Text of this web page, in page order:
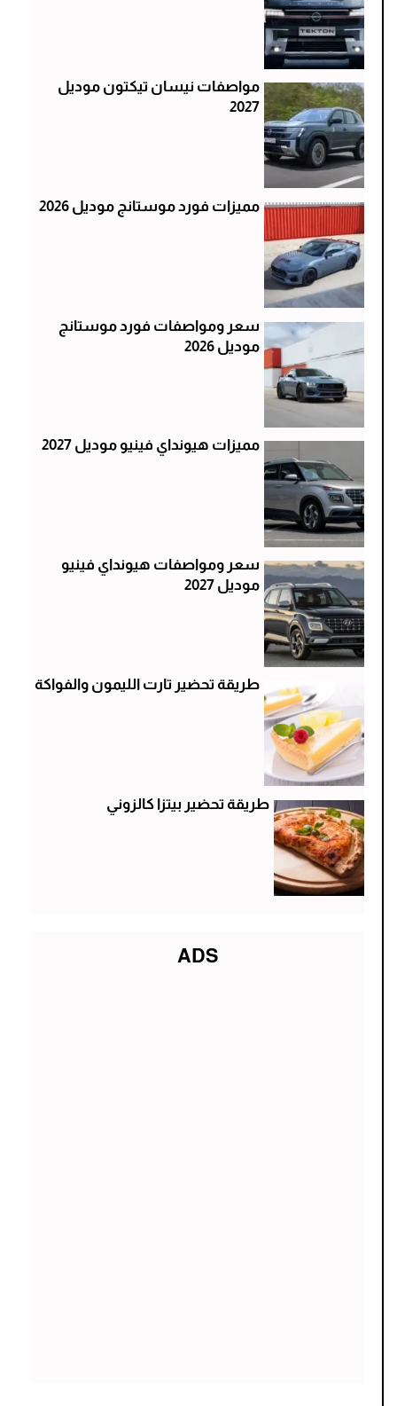
مواصفات نيسان تيكتون موديل
2027
مميزات فورد موستانج موديل 2026
سعر ومواصفات فورد موستانج
موديل 2026
مميزات هيونداي فينيو موديل 2027
سعر ومواصفات هيونداي فينيو
موديل 2027
طريقة تحضير تارت الليمون والفواكة
طريقة تحضير بيتزا كالزوني
ADS